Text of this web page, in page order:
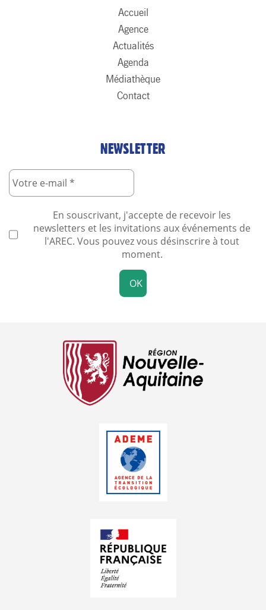
Accueil
Agence
Actualités
Agenda
Médiathèque
Contact
NEWSLETTER
En souscrivant, j'accepte de recevoir les
newsletters et les invitations aux événements de
l'AREC. Vous pouvez vous désinscrire à tout
moment.